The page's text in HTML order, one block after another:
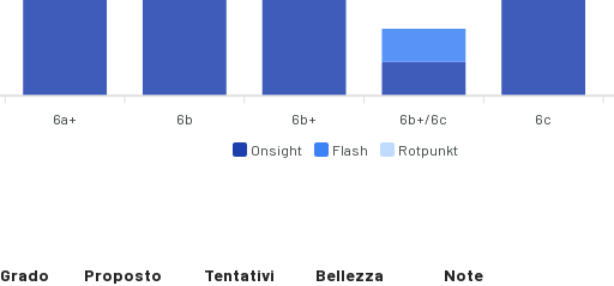
Onsight Flash Rotpunkt
6a+ 6b 6b+ 6b+/6c 6c
Grado Proposto Tentativi Bellezza Note